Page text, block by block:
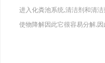
进入化粪池系统,清洁剂和清
使物降解因此它很容易分解,